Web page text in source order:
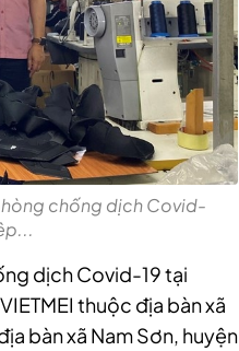
chống dịch Covid-
dịch Covid-19 tại
thuộc địa bàn xã
bàn xã Nam Sơn, huyện